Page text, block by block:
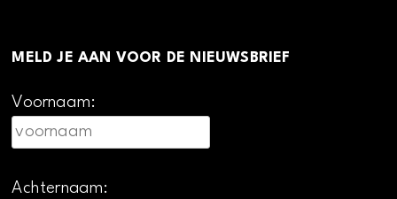
MELD JE AAN VOOR DE NIEUWSBRIEF
Voornaam:
Achternaam: